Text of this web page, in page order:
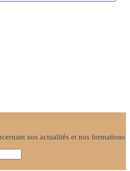
nos actualités et nos formations